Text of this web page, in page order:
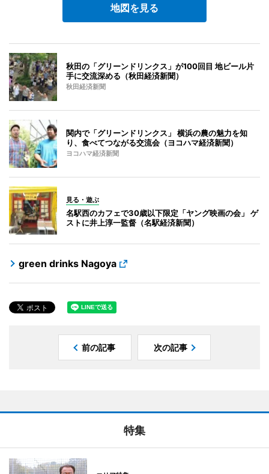
地図を見る
秋田の「グリーンドリンクス」が100回目 地ビール片
手に交流深める（秋田経済新聞）
秋田経済新聞
関内で「グリーンドリンクス」 横浜の農の魅力を知
り、食べてつながる交流会（ヨコハマ経済新聞）
ヨコハマ経済新聞
見る・遊ぶ
名駅西のカフェで30歳以下限定「ヤング映画の会」 ゲ
ストに井上淳一監督（名駅経済新聞）
green drinks Nagoya
前の記事 次の記事
特集